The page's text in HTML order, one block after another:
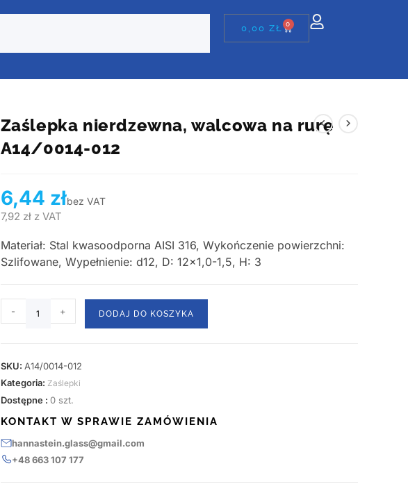
0,00ZŁ 0
Zaślepka nierdzewna, walcowa na rurę
A14/0014-012
6,44 złbez VAT
7,92 złz VAT
Materiał: Stal kwasoodporna AISI 316, Wykończenie powierzchni:
Szlifowane, Wypełnienie: d12, D: 12×1,0-1,5, H: 3
- + DODAJ DO KOSZYKA
SKU: A14/0014-012
Kategoria: Zaślepki
Dostępne : 0 szt.
KONTAKT W SPRAWIE ZAMÓWIENIA
hannastein.glass@gmail.com
+48 663 107 177